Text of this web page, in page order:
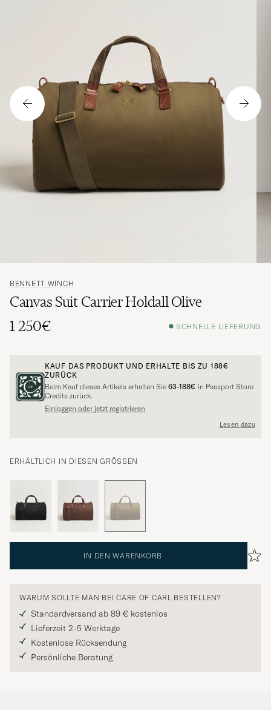
BENNETT WINCH
Canvas Suit Carrier Holdall Olive
1 250€
SCHNELLE LIEFERUNG
KAUF DAS PRODUKT UND ERHALTE BIS ZU 188€
ZURÜCK
Beim Kauf dieses Artikels erhalten Sie 63-188€ in Passport Store
Credits zurück.
Einloggen oder jetzt registrieren
Lesen dazu
ERHÄLTLICH IN DIESEN GRÖSSEN
IN DEN WARENKORB
WARUM SOLLTE MAN BEI CARE OF CARL BESTELLEN?
Standardversand ab 89 € kostenlos
Lieferzeit 2-5 Werktage
Kostenlose Rücksendung
Persönliche Beratung